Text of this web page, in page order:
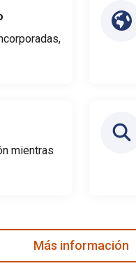
mientras
Más información